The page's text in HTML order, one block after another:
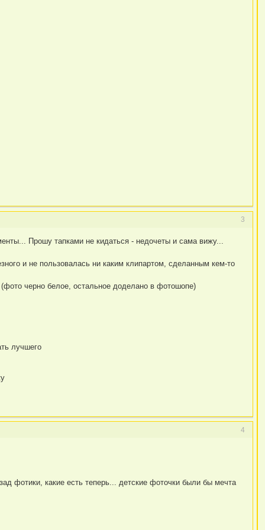
3
Прошу тапками не кидаться - недочеты и сама вижу...
и не пользовалась ни каким клипартом, сделанным кем-то
черно белое, остальное доделано в фотошопе)
лучшего
4
фотики, какие есть теперь... детские фоточки были бы мечта